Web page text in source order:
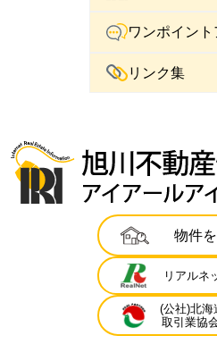
ワンポイン
リンク集
物件
リアルネ
(公社)北海
取引業協